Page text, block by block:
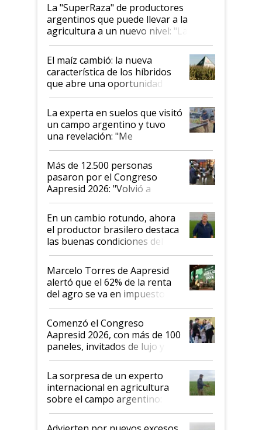
La "SuperRaza" de productores
argentinos que puede llevar a la
agricultura a un nuevo nivel: "Las
posibilidades de crecimiento son
infinitas"
El maíz cambió: la nueva
característica de los híbridos
que abre una oportunidad en
el lote
La experta en suelos que visitó
un campo argentino y tuvo
una revelación: "Me
impresionó mucho"
Más de 12.500 personas
pasaron por el Congreso
Aapresid 2026: "Volvió a
demostrar que hablar del
suelo es hablar de todo el
sistema productivo"
En un cambio rotundo, ahora
el productor brasilero destaca
las buenas condiciones del
agro argentino para invertir:
"Los veo más motivados"
Marcelo Torres de Aapresid
alertó que el 62% de la renta
del agro se va en impuestos:
"No es bueno que en
Argentina se sigan discutiendo
las mismas cosas de hace 50
años"
Comenzó el Congreso
Aapresid 2026, con más de 100
paneles, invitados de lujo y
todas las tendencias
La sorpresa de un experto
internacional en agricultura
sobre el campo argentino:
"Estoy muy impresionado"